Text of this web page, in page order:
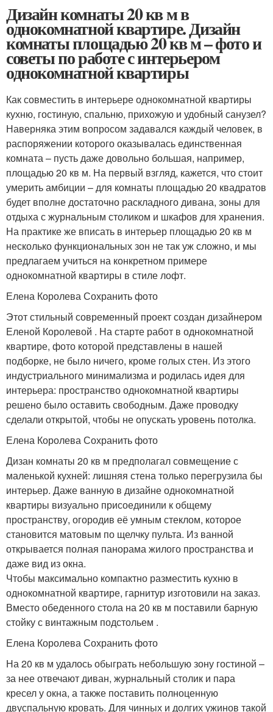
Дизайн комнаты 20 кв м в
однокомнатной квартире. Дизайн
комнаты площадью 20 кв м – фото и
советы по работе с интерьером
однокомнатной квартиры
Как совместить в интерьере однокомнатной квартиры
кухню, гостиную, спальню, прихожую и удобный санузел?
Наверняка этим вопросом задавался каждый человек, в
распоряжении которого оказывалась единственная
комната – пусть даже довольно большая, например,
площадью 20 кв м. На первый взгляд, кажется, что стоит
умерить амбиции – для комнаты площадью 20 квадратов
будет вполне достаточно раскладного дивана, зоны для
отдыха с журнальным столиком и шкафов для хранения.
На практике же вписать в интерьер площадью 20 кв м
несколько функциональных зон не так уж сложно, и мы
предлагаем учиться на конкретном примере
однокомнатной квартиры в стиле лофт.
Елена Королева Сохранить фото
Этот стильный современный проект создан дизайнером
Еленой Королевой . На старте работ в однокомнатной
квартире, фото которой представлены в нашей
подборке, не было ничего, кроме голых стен. Из этого
индустриального минимализма и родилась идея для
интерьера: пространство однокомнатной квартиры
решено было оставить свободным. Даже проводку
сделали открытой, чтобы не опускать уровень потолка.
Елена Королева Сохранить фото
Дизан комнаты 20 кв м предполагал совмещение с
маленькой кухней: лишняя стена только перегрузила бы
интерьер. Даже ванную в дизайне однокомнатной
квартиры визуально присоединили к общему
пространству, огородив её умным стеклом, которое
становится матовым по щелчку пульта. Из ванной
открывается полная панорама жилого пространства и
даже вид из окна.
Чтобы максимально компактно разместить кухню в
однокомнатной квартире, гарнитур изготовили на заказ.
Вместо обеденного стола на 20 кв м поставили барную
стойку с винтажным подстольем .
Елена Королева Сохранить фото
На 20 кв м удалось обыграть небольшую зону гостиной –
за нее отвечают диван, журнальный столик и пара
кресел у окна, а также поставить полноценную
двуспальную кровать. Для чинных и долгих ужинов такой